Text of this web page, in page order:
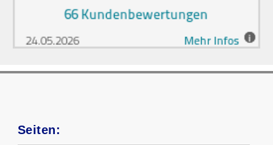
Seiten: